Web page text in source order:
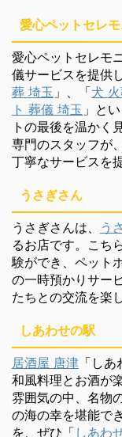
愛心ペットセレ
愛心ペットセレモ
儀サービスを提供
葬 埼玉 」、「犬
ト 葬儀 埼玉 」と
トの最後を温かく
専門のスタッフが
丁寧なサービスを
うさぎさん
うさぎさんは、 う
るお店です。こち
験ができ、ペット
の一時預かりサー
たちとの交流を楽
しあわせの駅
居酒屋 唐津 「し
和風料理とお酒が
雰囲気の中、名物
の海の幸を堪能で
を、ぜひ「 しあわ